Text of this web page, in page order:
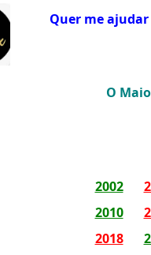
Quer me
O Maior
2002
2010
2018